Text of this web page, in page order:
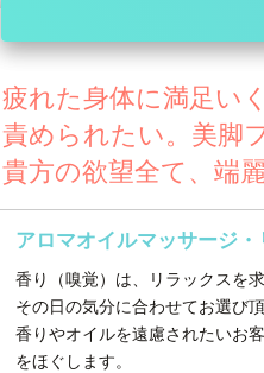
疲れた身体に満足い
責められたい。美脚
貴方の欲望全て、端
アロマオイルマッサージ
香り（嗅覚）は、リラックスを
その日の気分に合わせてお選び
香りやオイルを遠慮されたいお
をほぐします。